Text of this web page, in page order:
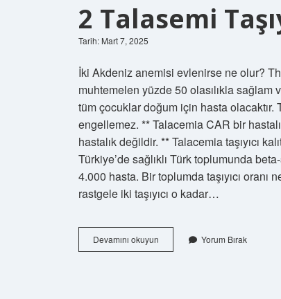
2 Talasemi
Tarih: Mart 7, 2025
İki Akdeniz anemisi evlenirse ne olur?
muhtemelen yüzde 50 olasılıkla sağlam
tüm çocuklar doğum için hasta
engellemez. ** Talacemia CAR bir
hastalık değildir. ** Talacemia taşıyıcı
Türkiye’de sağlıklı Türk toplumunda
4.000 hasta. Bir toplumda taşıyıcı
rastgele iki taşıyıcı o kadar…
Devamını okuyun
Talasemi
Yorum Bırak